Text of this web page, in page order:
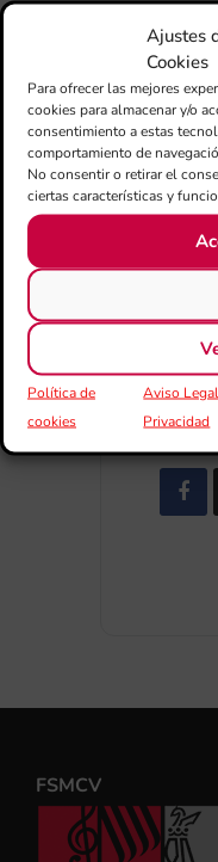
Ajustes
Cookies
Para ofrecer las mejores
cookies para almacenar y/o
consentimiento a estas
comportamiento de
No consentir o retirar el
ciertas características y
Política de
cookies
Aviso
Privacidad
+
+
FSMCV